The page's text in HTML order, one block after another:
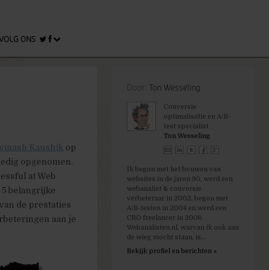
VOLG ONS
Kaushikop
opgenomen.
at Web
belangrijke
de prestaties
aan je
Door: Ton Wesseling
Conversie
optimalisatie en A/B-
test specialist
Ton Wesseling
Ik begon met het bouwen van
websites in de jaren 90, werd een
webanalist & conversie
verbeteraar in 2002, begon met
A/B-testen in 2004 en werd een
CRO freelancer in 2006.
Webanalisten.nl, warvan ik ook aan
de wieg mocht staan, is...
Bekijk profiel en berichten »